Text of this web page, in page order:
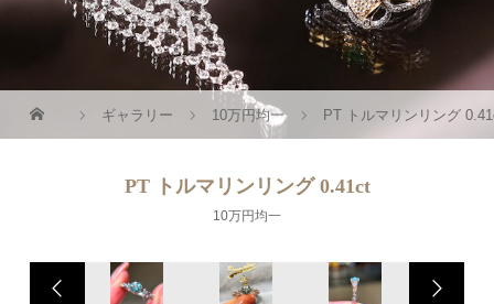
ギャラリー 10万円均一 PT トルマリンリング
PT トルマリンリング 0.41ct
10万円均一